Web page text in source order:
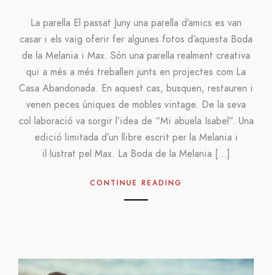
La parella El passat Juny una parella d’amics es van
casar i els vaig oferir fer algunes fotos d’aquesta Boda
de la Melania i Max. Són una parella realment creativa
qui a més a més treballen junts en projectes com La
Casa Abandonada. En aquest cas, busquen, restauren i
venen peces úniques de mobles vintage. De la seva
col·laboració va sorgir l’idea de “Mi abuela Isabel”. Una
edició limitada d’un llibre escrit per la Melania i
il·lustrat pel Max. La Boda de la Melania […]
CONTINUE READING